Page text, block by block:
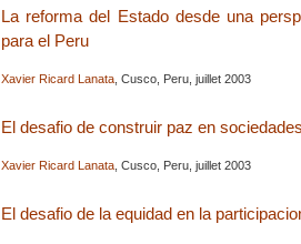
La reforma del Estado desde una
para el Peru
Xavier Ricard Lanata , Cusco, Peru, juillet 2003
El desafio de construir paz en
Xavier Ricard Lanata , Cusco, Peru, juillet 2003
El desafio de la equidad en la